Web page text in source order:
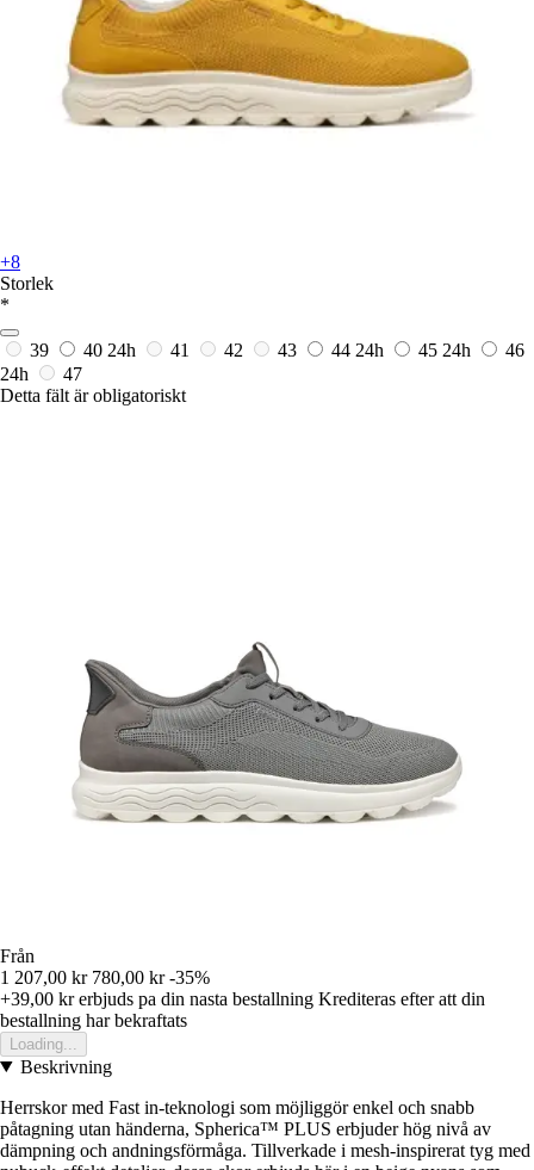
+8
Storlek
*
39 40 24h 41 42 43 44 24h 45 24h
46
24h
47
Detta fält är obligatoriskt
Från
1 207,00 kr 780,00 kr -35%
+39,00 krerbjuds pa din nasta bestallning Krediteras efter att din
bestallning har bekraftats
Loading...
Beskrivning
Herrskor med Fast in-teknologi som möjliggör enkel och snabb
påtagning utan händerna, Spherica™ PLUS erbjuder hög nivå av
dämpning och andningsförmåga. Tillverkade i mesh-inspirerat tyg med